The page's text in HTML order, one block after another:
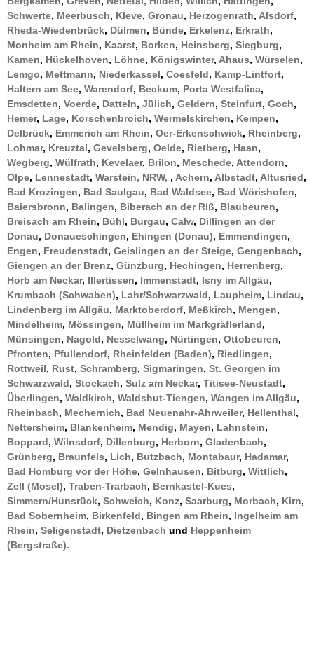
Schwerte, Meerbusch, Kleve, Gronau, Herzogenrath, Alsdorf,
Rheda-Wiedenbrück, Dülmen, Bünde, Erkelenz, Erkrath,
Monheim am Rhein, Kaarst, Borken, Heinsberg, Siegburg,
Kamen, Hückelhoven, Löhne, Königswinter, Ahaus, Würselen,
Lemgo, Mettmann, Niederkassel, Coesfeld, Kamp-Lintfort,
Haltern am See, Warendorf, Beckum, Porta Westfalica,
Emsdetten, Voerde, Datteln, Jülich, Geldern, Steinfurt, Goch,
Hemer, Lage, Korschenbroich, Wermelskirchen, Kempen,
Delbrück, Emmerich am Rhein, Oer-Erkenschwick, Rheinberg,
Lohmar, Kreuztal, Gevelsberg, Oelde, Rietberg, Haan,
Wegberg, Wülfrath, Kevelaer, Brilon, Meschede, Attendorn,
Olpe, Lennestadt, Warstein, NRW, , Achern, Albstadt, Altusried,
Bad Krozingen, Bad Saulgau, Bad Waldsee, Bad Wörishofen,
Baiersbronn, Balingen, Biberach an der Riß, Blaubeuren,
Breisach am Rhein, Bühl, Burgau, Calw, Dillingen an der
Donau, Donaueschingen, Ehingen (Donau), Emmendingen,
Engen, Freudenstadt, Geislingen an der Steige, Gengenbach,
Giengen an der Brenz, Günzburg, Hechingen, Herrenberg,
Horb am Neckar, Illertissen, Immenstadt, Isny im Allgäu,
Krumbach (Schwaben), Lahr/Schwarzwald, Laupheim, Lindau,
Lindenberg im Allgäu, Marktoberdorf, Meßkirch, Mengen,
Mindelheim, Mössingen, Müllheim im Markgräflerland,
Münsingen, Nagold, Nesselwang, Nürtingen, Ottobeuren,
Pfronten, Pfullendorf, Rheinfelden (Baden), Riedlingen,
Rottweil, Rust, Schramberg, Sigmaringen, St. Georgen im
Schwarzwald, Stockach, Sulz am Neckar, Titisee-Neustadt,
Überlingen, Waldkirch, Waldshut-Tiengen, Wangen im Allgäu,
Rheinbach, Mechernich, Bad Neuenahr-Ahrweiler, Hellenthal,
Nettersheim, Blankenheim, Mendig, Mayen, Lahnstein,
Boppard, Wilnsdorf, Dillenburg, Herborn, Gladenbach,
Grünberg, Braunfels, Lich, Butzbach, Montabaur, Hadamar,
Bad Homburg vor der Höhe, Gelnhausen, Bitburg, Wittlich,
Zell (Mosel), Traben-Trarbach, Bernkastel-Kues,
Simmern/Hunsrück, Schweich, Konz, Saarburg, Morbach, Kirn,
Bad Sobernheim, Birkenfeld, Bingen am Rhein, Ingelheim am
Rhein, Seligenstadt, Dietzenbach und Heppenheim
(Bergstraße).